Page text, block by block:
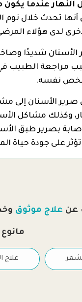
النهار عندما
أنها تحدث خلال
لدى هؤلاء
شديدًا
مراجعة الطبيب في
نفسه.
صرير الأسنان إلى
وكذلك مشاكل
بصرير طبق
تؤثر على جودة حياة
عن علاج موثوق
علاج